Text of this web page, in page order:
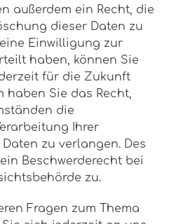
außerdem ein Recht, die
dieser Daten zu
Einwilligung zur
haben, können Sie
für die Zukunft
haben Sie das Recht,
die
Ihrer
zu verlangen. Des
Beschwerderecht bei
zu.
Fragen zum Thema